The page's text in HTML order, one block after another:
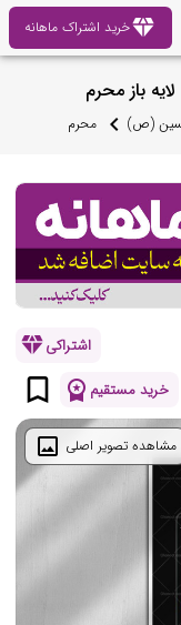
diamondخرید اشتراک ماهانه
باز محرم
(ص) محرم
اشتراکیdiamond
خرید مستقیم workspace_premium
bookmark_border
مشاهده تصویر اصلی image